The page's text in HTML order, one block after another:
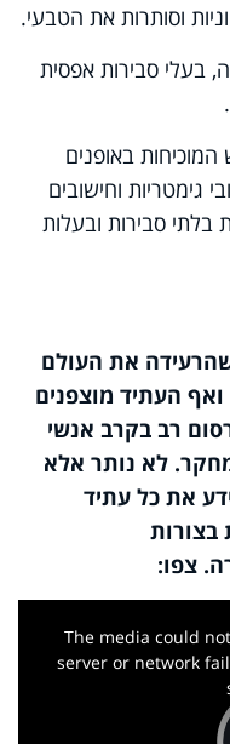
וסותרות את הטבעי.
בעלי סבירות אפסית
.
המוכיחות באופנים
גימטריות וחישובים
בלתי סבירות ובעלות
את העולם
ואף העתיד מוצפנים
רב בקרב אנשי
לא נותר אלא
את כל עתיד
בצורות
צפו:
This
The media could
server or network